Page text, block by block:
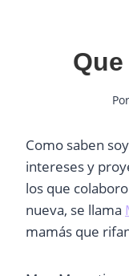
Por
Como saben
intereses y
los que
nueva, se llama
mamás que